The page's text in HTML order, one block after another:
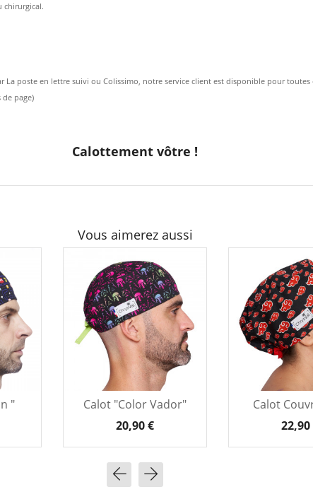
chirurgical.
poste en lettre suivi ou Colissimo, notre service client est disponible pour toutes
page)
Calottement vôtre !
Vous aimerez aussi
"
Calot "Color Vador"
20,90 €
Calot
22,90